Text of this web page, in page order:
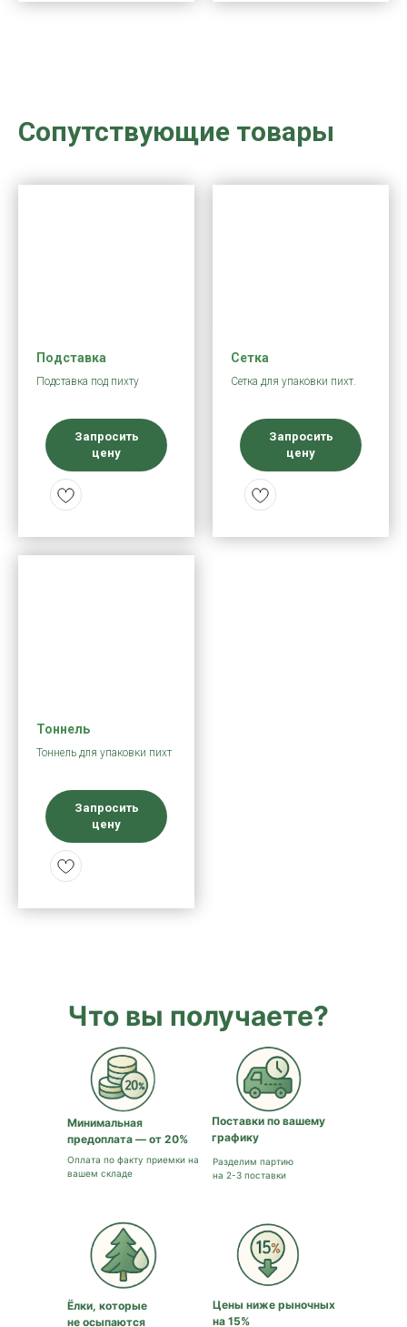
Сопутствующие товары
Подставка
Подставка под пихту
Запросить
цену
Сетка
Сетка для упаковки пихт.
Запросить
цену
Тоннель
Тоннель для упаковки пихт
Запросить
цену
Цены ниже рыночных
на 15%
Что вы получаете?
Ёлки, которые
не осыпаются
Оплата по факту приемки на
вашем складе
Минимальная
предоплата — от 20%
Разделим партию
на 2-3 поставки
Поставки по вашему
графику